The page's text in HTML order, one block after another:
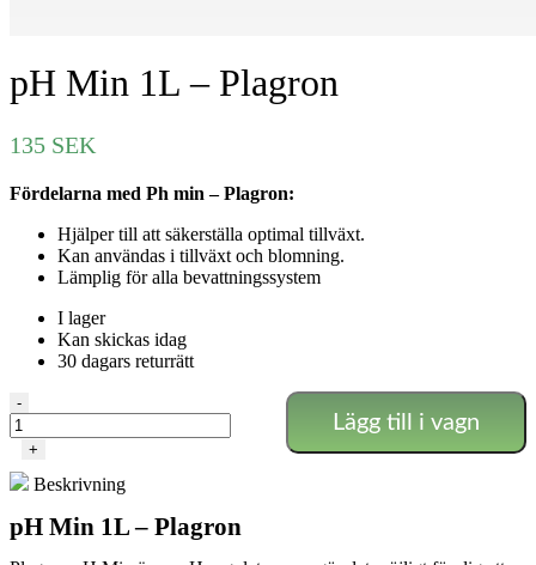
pH Min 1L – Plagron
135 SEK
Fördelarna med Ph min – Plagron:
Hjälper till att säkerställa optimal tillväxt.
Kan användas i tillväxt och blomning.
Lämplig för alla bevattningssystem
I lager
Kan skickas idag
30 dagars returrätt
pH
Min
1L
Plagron
-
+
Lägg till i vagn
Beskrivning
pH Min 1L – Plagron